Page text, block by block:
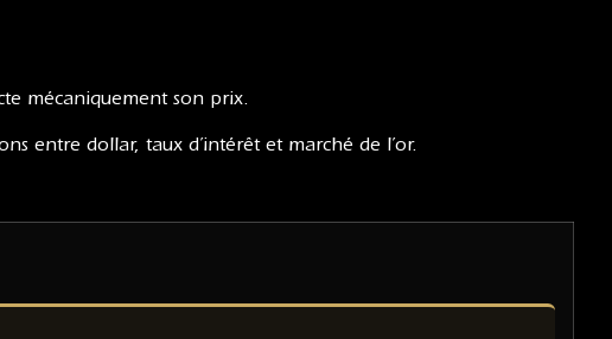
mécaniquement son prix.
entre dollar, taux d’intérêt et marché de l’or.